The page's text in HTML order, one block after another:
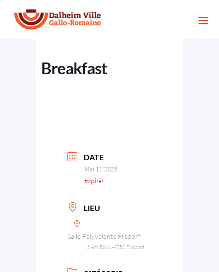
Breakfast
DATE
Mai 11 2026
Expiré!
LIEU
Salle Polyvalente Filsdorf
3 Am Eck L-4751 Filsdorf